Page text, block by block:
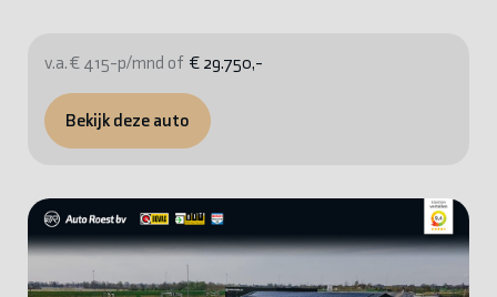
v.a. € 415-p/mnd of € 29.750,-
Bekijk deze auto